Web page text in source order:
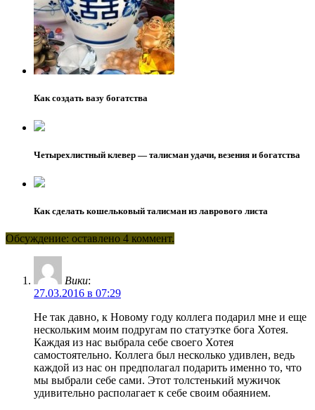
Как создать вазу богатства
Четырехлистный клевер — талисман удачи, везения и богатства
Как сделать кошельковый талисман из лаврового листа
Обсуждение: оставлено 4 коммент.
Вики:
27.03.2016 в 07:29
Не так давно, к Новому году коллега подарил мне и еще
нескольким моим подругам по статуэтке бога Хотея.
Каждая из нас выбрала себе своего Хотея
самостоятельно. Коллега был несколько удивлен, ведь
каждой из нас он предполагал подарить именно то, что
мы выбрали себе сами. Этот толстенький мужичок
удивительно располагает к себе своим обаянием.